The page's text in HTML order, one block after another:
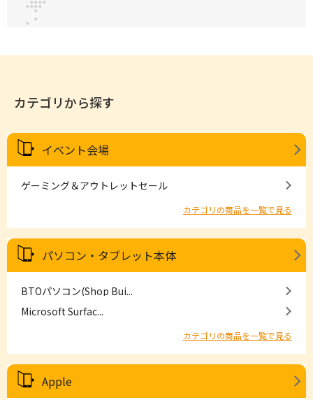
カテゴリから探す
イベント会場
ゲーミング＆アウトレットセール
カテゴリの商品を一覧で見る
パソコン・タブレット本体
BTOパソコン(Shop Bui...
Microsoft Surfac...
カテゴリの商品を一覧で見る
Apple